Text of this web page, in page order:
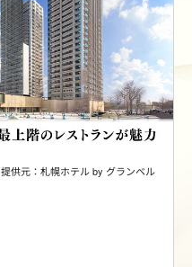
提供元：札幌ホテル by グランベル